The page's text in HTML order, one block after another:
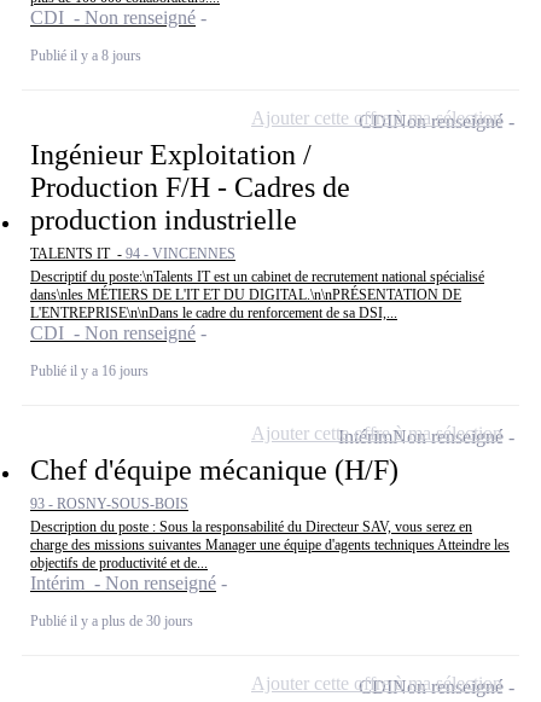
CDI - Non renseigné
Publié il y a 8 jours
Ingénieur Exploitation /
Production F/H - Cadres de
production industrielle
TALENTS IT - 94 - VINCENNES
Descriptif du poste:\nTalents IT est un cabinet de recrutement national spécialisé
dans\nles MÉTIERS DE L'IT ET DU DIGITAL.\n\nPRÉSENTATION DE
L'ENTREPRISE\n\nDans le cadre du renforcement de sa DSI,...
CDI - Non renseigné
Publié il y a 16 jours
CDINon renseigné
Ajouter cette offre à ma sélection
Chef d'équipe mécanique (H/F)
93 - ROSNY-SOUS-BOIS
Description du poste : Sous la responsabilité du Directeur SAV, vous serez en
charge des missions suivantes Manager une équipe d'agents techniques Atteindre les
objectifs de productivité et de...
Intérim - Non renseigné
Publié il y a plus de 30 jours
IntérimNon renseigné
Ajouter cette offre à ma sélection
CDINon renseigné
Ajouter cette offre à ma sélection